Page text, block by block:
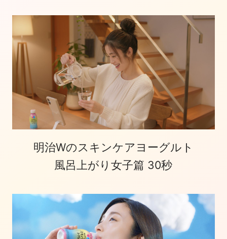
明治Wのスキンケアヨーグルト
風呂上がり女子篇 30秒